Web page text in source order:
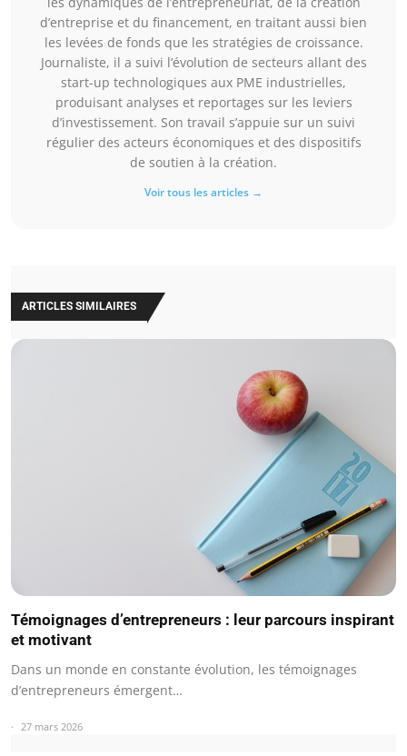
d’entreprise et du financement, en traitant aussi bien
les levées de fonds que les stratégies de croissance.
Journaliste, il a suivi l’évolution de secteurs allant des
start-up technologiques aux PME industrielles,
produisant analyses et reportages sur les leviers
d’investissement. Son travail s’appuie sur un suivi
régulier des acteurs économiques et des dispositifs
de soutien à la création.
Voir tous les articles →
ARTICLES SIMILAIRES
Témoignages d’entrepreneurs : leur parcours inspirant
et motivant
Dans un monde en constante évolution, les témoignages
d’entrepreneurs émergent…
27 mars 2026